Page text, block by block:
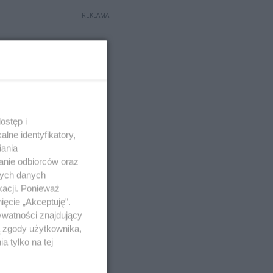
REKLAMA
i
identyfikatory,
odbiorców oraz
danych
Ponieważ
„Akceptuję”.
znajdujący
użytkownika,
tylko na tej